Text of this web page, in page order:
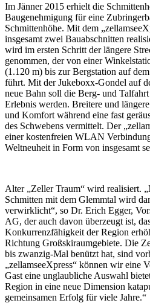
Im Jänner 2015 erhielt die
Baugenehmigung für eine
Schmittenhöhe. Mit dem
insgesamt zwei Bauabschnitten
wird im ersten Schritt der längere
genommen, der von einer
(1.120 m) bis zur Bergstation auf
führt. Mit der Jukeboxx-Gondel auf
neue Bahn soll die Berg- und
Erlebnis werden. Breitere und
und Komfort während eine fast
des Schwebens vermittelt. Der
einer kostenfreien WLAN
Weltneuheit in Form von insgesamt
Alter „Zeller Traum“ wird realisiert.
Schmitten mit dem Glemmtal wird
verwirklicht“, so Dr. Erich Egger,
AG, der auch davon überzeugt ist,
Konkurrenzfähigkeit der Region
Richtung Großskiraumgebiete. Die
bis zwanzig-Mal benützt hat, sind
„zellamseeXpress“ können wir eine
Gast eine unglaubliche Auswahl
Region in eine neue Dimension
gemeinsamen Erfolg für viele Jahre.“